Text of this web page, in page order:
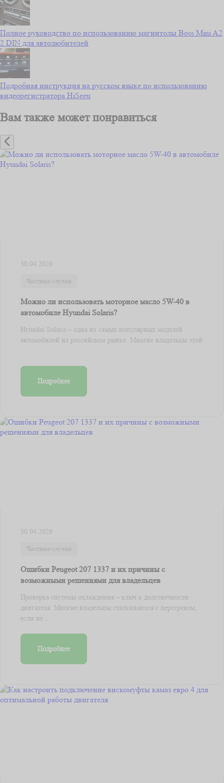
Полное руководство по использованию магнитолы Boss Mini A2
2 DIN для автолюбителей
Подробная инструкция на русском языке по использованию
видеорегистратора HiSeeu
Вам также может понравиться
30.04.2026
Частные случаи
Можно ли использовать моторное масло 5W-40 в
автомобиле Hyundai Solaris?
Hyundai Solaris – одна из самых популярных моделей
автомобилей на российском рынке. Многие владельцы этой
Подробнее
30.04.2026
Частные случаи
Ошибки Peugeot 207 1337 и их причины с
возможными решениями для владельцев
Проверка системы охлаждения – ключ к долговечности
двигателя. Многие владельцы сталкиваются с перегревом,
если не ...
Подробнее